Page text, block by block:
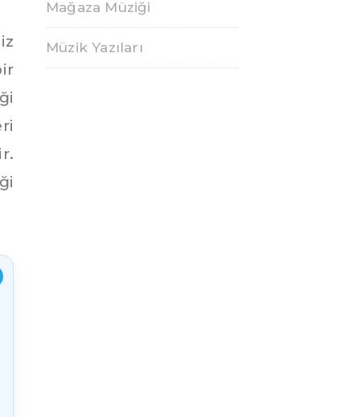
Mağaza Müziği
Müzik Yazıları